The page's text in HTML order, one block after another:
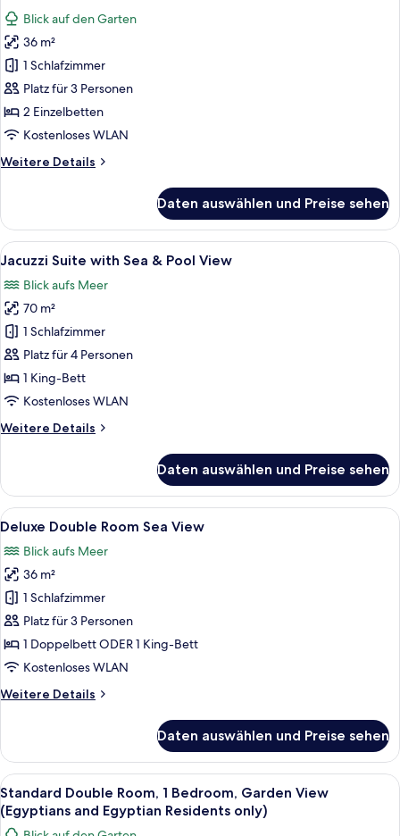
Fotos
für
Deluxe-
Dreibettzimmer
anzeigen
Blick auf den Garten
36 m²
1 Schlafzimmer
Platz für 3 Personen
2 Einzelbetten
Kostenloses WLAN
Weitere Details
Weitere
Dreibettzimmer
Daten auswählen und Preise sehen
Alle
Fotos
für
Jacuzzi
Suite
with
Sea
&
View
Ein Hotelzimmer mit Bett,
6
Jacuzzi Suite with Sea & Pool View
Blick aufs Meer
70 m²
1 Schlafzimmer
Platz für 4 Personen
1 King-Bett
Kostenloses WLAN
Weitere Details
Weitere
Suite
with
Sea
Pool
View
Daten auswählen und Preise sehen
Alle
Fotos
für
Deluxe
Double
Room
Sea
View
Ein Hotelzimmer mit zwei Betten,
6
Deluxe Double Room Sea View
Blick aufs Meer
36 m²
1 Schlafzimmer
Platz für 3 Personen
1 Doppelbett ODER 1 King-Bett
Kostenloses WLAN
Weitere Details
Weitere
Double
Room
Sea
View
Daten auswählen und Preise sehen
Alle
Fotos
für
Ein Hotelzimmer mit zwei Betten,
5
Standard Double Room, 1 Bedroom, Garden View
(Egyptians and Egyptian Residents only)